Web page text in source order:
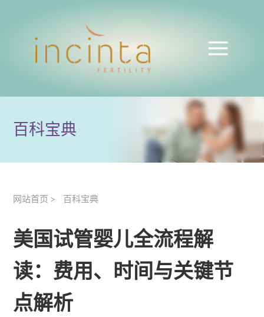
百科宝典
网站首页 > 百科宝典
美国试管婴儿全流程解
读：费用、时间与关键节
点解析